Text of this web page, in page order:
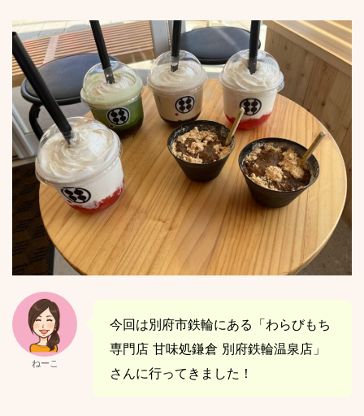
ねーこ
今回は別府市鉄輪にある「わらびもち
専門店 甘味処鎌倉 別府鉄輪温泉店」
さんに行ってきました！